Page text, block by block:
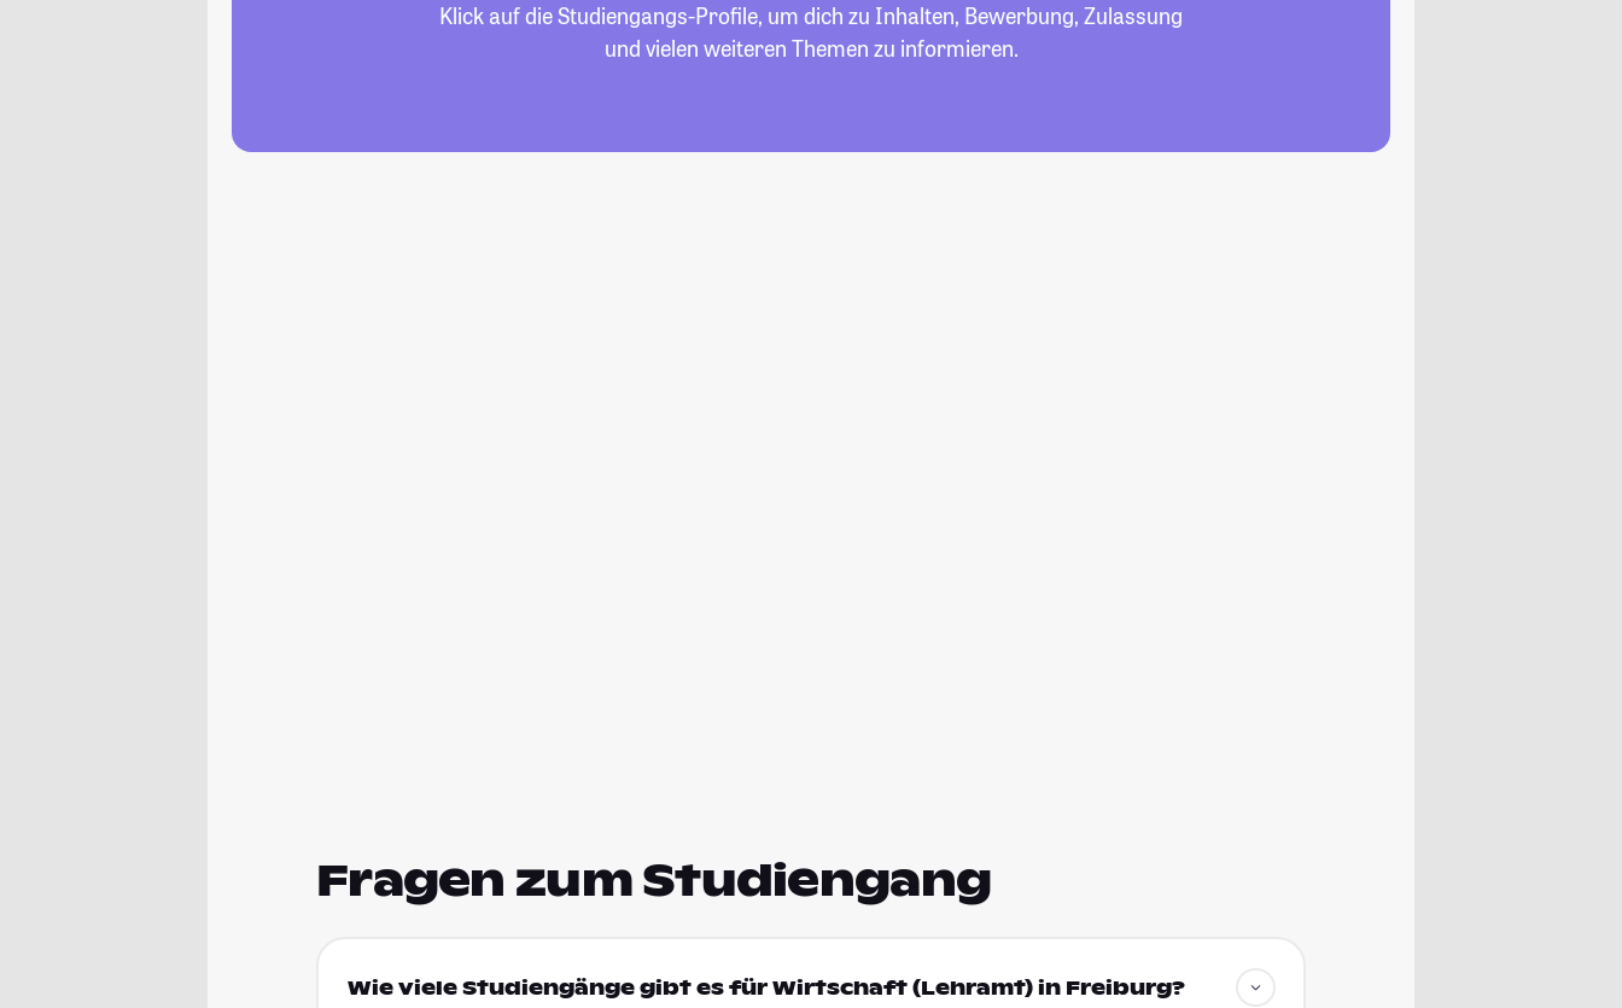
Klick auf die Studiengangs-Profile, um dich zu Inhalten, Bewerbung, Zulassung
und vielen weiteren Themen zu informieren.
Fragen zum Studiengang
Wie viele Studiengänge gibt es für Wirtschaft (Lehramt) in Freiburg?